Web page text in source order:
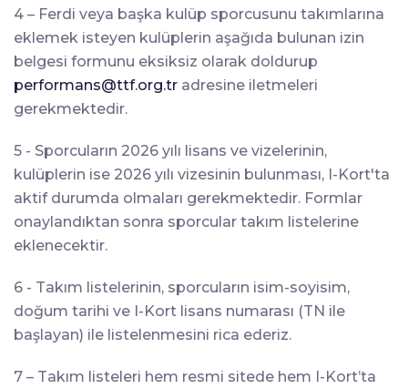
4 – Ferdi veya başka kulüp sporcusunu takımlarına
eklemek isteyen kulüplerin aşağıda bulunan izin
belgesi formunu eksiksiz olarak doldurup
performans@ttf.org.tr adresine iletmeleri
gerekmektedir.
5 - Sporcuların 2026 yılı lisans ve vizelerinin,
kulüplerin ise 2026 yılı vizesinin bulunması, I-Kort'ta
aktif durumda olmaları gerekmektedir. Formlar
onaylandıktan sonra sporcular takım listelerine
eklenecektir.
6 - Takım listelerinin, sporcuların isim-soyisim,
doğum tarihi ve I-Kort lisans numarası (TN ile
başlayan) ile listelenmesini rica ederiz.
7 – Takım listeleri hem resmi sitede hem I-Kort’ta